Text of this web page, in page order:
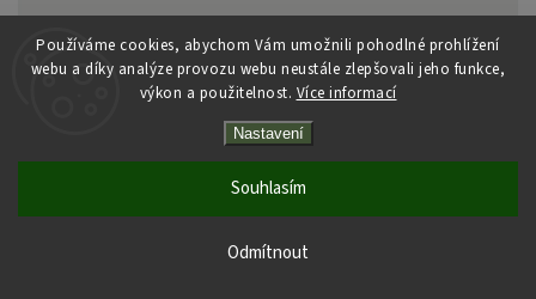
Používáme cookies, abychom Vám umožnili pohodlné prohlížení
webu a díky analýze provozu webu neustále zlepšovali jeho funkce,
výkon a použitelnost. Více informací
Nastavení
Odmítnout
Souhlasím
Shoptet| Design